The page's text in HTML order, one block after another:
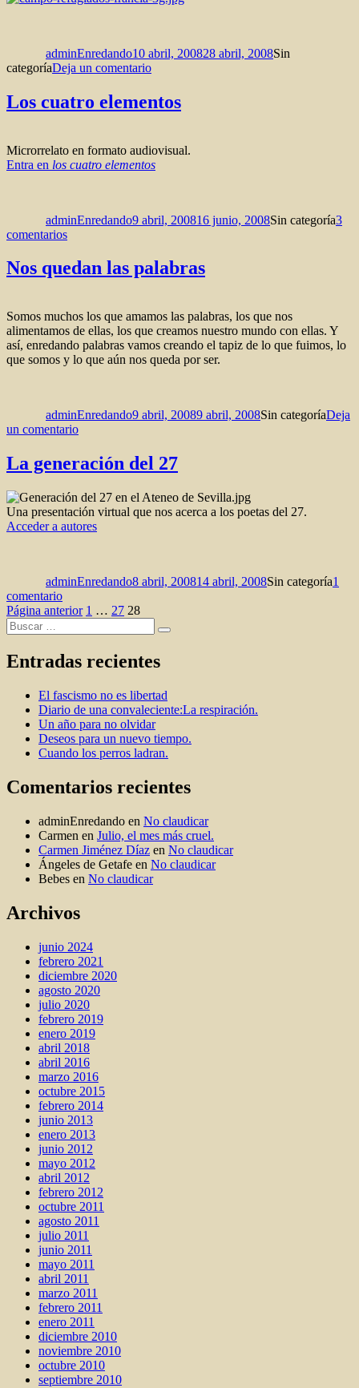
adminEnredando10 abril, 200828 abril, 2008Sin
categoríaDeja un comentarioen
dos
Los cuatro elementos
Microrrelato en formato audiovisual.
Entra en los cuatro elementos
adminEnredando9 abril, 200816 junio, 2008Sin categoría3
comentariosen
cuatro
elementos
Nos quedan las palabras
Somos muchos los que amamos las palabras, los que nos
alimentamos de ellas, los que creamos nuestro mundo con ellas. Y
así, enredando palabras vamos creando el tapiz de lo que fuimos, lo
que somos y lo que aún nos queda por ser.
adminEnredando9 abril, 20089 abril, 2008Sin categoríaDeja
un comentarioen
quedan
las
La generación del 27
Una presentación virtual que nos acerca a los poetas del 27.
Acceder a autores
adminEnredando8 abril, 200814 abril, 2008Sin categoría1
comentarioen
La
del
27
Paginación
de
entradas
Página anterior Página
1 … Página
27 Página
28
Buscar
por:
Buscar
Entradas recientes
El fascismo no es libertad
Diario de una convaleciente:La respiración.
Un año para no olvidar
Deseos para un nuevo tiempo.
Cuando los perros ladran.
Comentarios recientes
adminEnredando en No claudicar
Carmen en Julio, el mes más cruel.
Carmen Jiménez Díaz en No claudicar
Ángeles de Getafe en No claudicar
Bebes en No claudicar
Archivos
junio 2024
febrero 2021
diciembre 2020
agosto 2020
julio 2020
febrero 2019
enero 2019
abril 2018
abril 2016
marzo 2016
octubre 2015
febrero 2014
junio 2013
enero 2013
junio 2012
mayo 2012
abril 2012
febrero 2012
octubre 2011
agosto 2011
julio 2011
junio 2011
mayo 2011
abril 2011
marzo 2011
febrero 2011
enero 2011
diciembre 2010
noviembre 2010
octubre 2010
septiembre 2010